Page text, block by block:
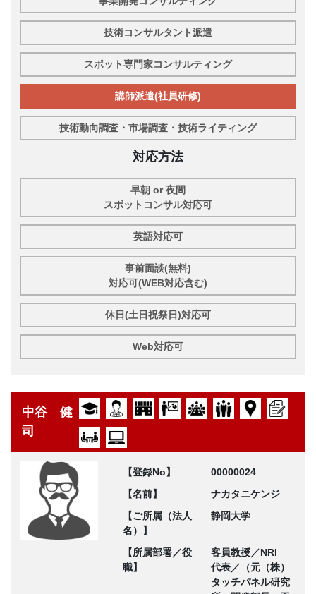
技術コンサルタント派遣
スポット専門家コンサルティング
講師派遣(社員研修)
技術動向調査・市場調査・技術ライティング
対応方法
早朝 or 夜間
スポットコンサル対応可
英語対応可
事前面談(無料)
対応可(WEB対応含む)
休日(土日祝祭日)対応可
Web対応可
中谷 健
司
【登録No】
00000024
【名前】
ナカタニケンジ
【ご所属（法人
名）】
静岡大学
【所属部署／役
職】
客員教授／NRI
代表／（元（株）
タッチパネル研究